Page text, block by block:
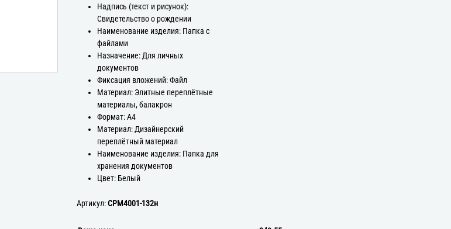
Надпись (текст и рисунок):
Свидетельство о рождении
Наименование изделия: Папка с
файлами
Назначение: Для личных
документов
Фиксация вложений: Файл
Материал: Элитные переплётные
материалы, балакрон
Формат: А4
Материал: Дизайнерский
переплётный материал
Наименование изделия: Папка для
хранения документов
Цвет: Белый
Артикул:СРМ4001-132н